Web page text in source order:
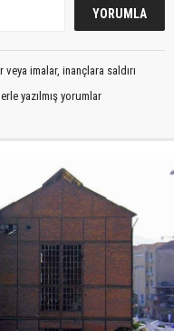
imalar, inançlara saldırı
yazılmış yorumlar